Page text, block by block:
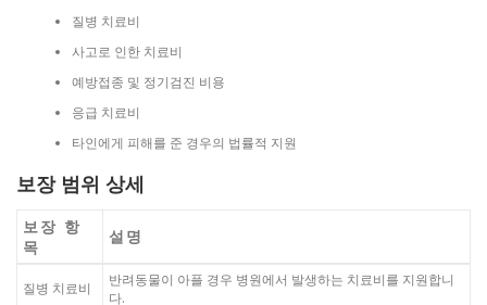
질병 치료비
사고로 인한 치료비
예방접종 및 정기검진 비용
응급 치료비
타인에게 피해를 준 경우의 법률적 지원
보장 범위 상세
보장 항
목
설명
질병 치료비
반려동물이 아플 경우 병원에서 발생하는 치료비를 지원합니
다.